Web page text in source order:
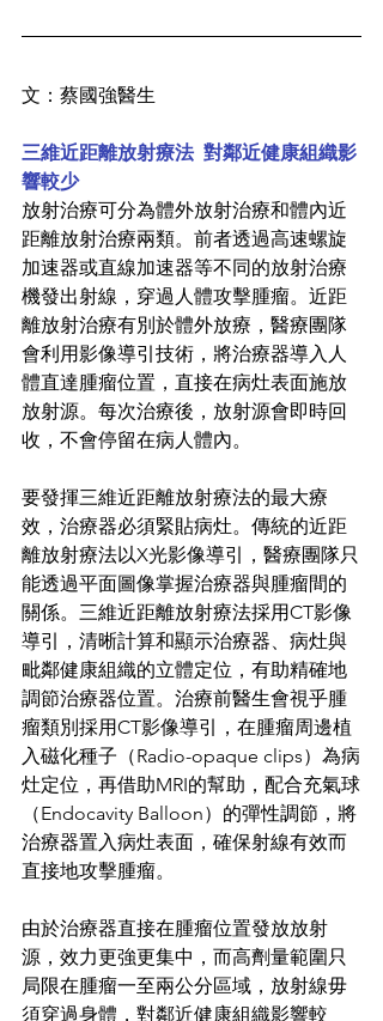
文：蔡國強醫生
三維近距離放射療法  對鄰近健康組織影
響較少
放射治療可分為體外放射治療和體內近
距離放射治療兩類。前者透過高速螺旋
加速器或直線加速器等不同的放射治療
機發出射線，穿過人體攻擊腫瘤。近距
離放射治療有別於體外放療，醫療團隊
會利用影像導引技術，將治療器導入人
體直達腫瘤位置，直接在病灶表面施放
放射源。每次治療後，放射源會即時回
收，不會停留在病人體內。
要發揮三維近距離放射療法的最大療
效，治療器必須緊貼病灶。傳統的近距
離放射療法以X光影像導引，醫療團隊只
能透過平面圖像掌握治療器與腫瘤間的
關係。三維近距離放射療法採用CT影像
導引，清晰計算和顯示治療器、病灶與
毗鄰健康組織的立體定位，有助精確地
調節治療器位置。治療前醫生會視乎腫
瘤類別採用CT影像導引，在腫瘤周邊植
入磁化種子（Radio-opaque clips）為病
灶定位，再借助MRI的幫助，配合充氣球
（Endocavity Balloon）的彈性調節，將
治療器置入病灶表面，確保射線有效而
直接地攻擊腫瘤。
由於治療器直接在腫瘤位置發放放射
源，效力更強更集中，而高劑量範圍只
局限在腫瘤一至兩公分區域，放射線毋
須穿過身體，對鄰近健康組織影響較